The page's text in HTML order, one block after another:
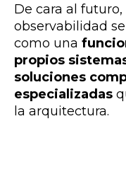
De cara al
observabilidad
como una
propios
soluciones
especializadas
la arquitectura.